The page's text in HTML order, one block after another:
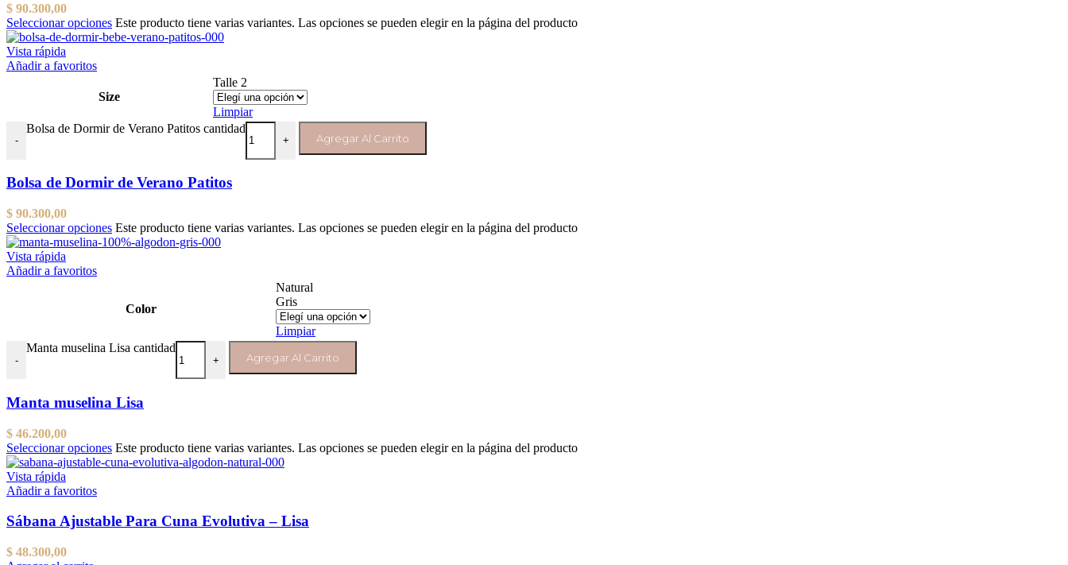
$ 90.300,00
Seleccionar opciones Este producto tiene varias variantes. Las opciones se pueden elegir en la página del producto
Vista rápida
Añadir a favoritos
Size
Talle 2
Limpiar
-
Bolsa de Dormir de Verano Patitos cantidad
+ Agregar Al Carrito
Bolsa de Dormir de Verano Patitos
$ 90.300,00
Seleccionar opciones Este producto tiene varias variantes. Las opciones se pueden elegir en la página del producto
Vista rápida
Añadir a favoritos
Color
Natural
Gris
Limpiar
-
Manta muselina Lisa cantidad
+ Agregar Al Carrito
Manta muselina Lisa
$ 46.200,00
Seleccionar opciones Este producto tiene varias variantes. Las opciones se pueden elegir en la página del producto
Vista rápida
Añadir a favoritos
Sábana Ajustable Para Cuna Evolutiva – Lisa
$ 48.300,00